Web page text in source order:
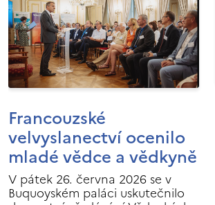
Francouzské
velvyslanectví ocenilo
mladé vědce a vědkyně
V pátek 26. června 2026 se v
Buquoyském paláci uskutečnilo